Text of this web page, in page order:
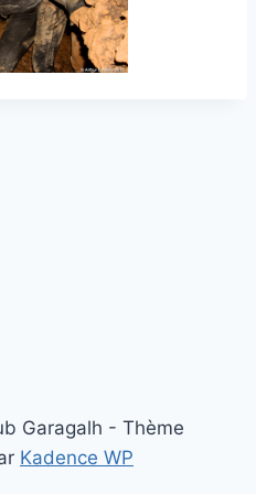
Garagalh - Thème
Kadence WP